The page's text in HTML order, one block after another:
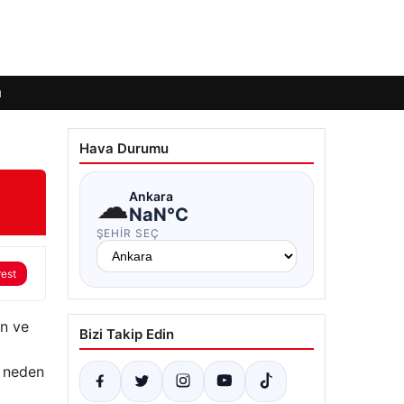
ve
Hava Durumu
☁Ankara
NaN°C
ŞEHIR SEÇ
Bizi Takip Edin